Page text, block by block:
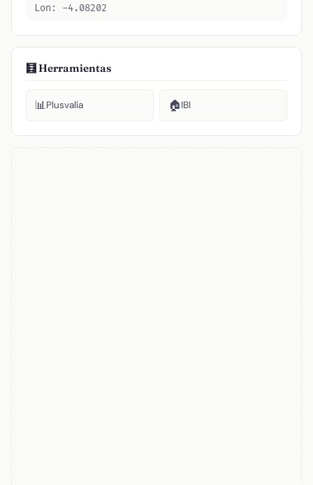
Lon: -4.08202
🧮 Herramientas
📊Plusvalía 🏠IBI